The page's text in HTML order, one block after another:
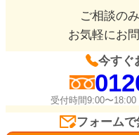
ご相談の
お気軽にお
今すぐ
受付時間9:00〜
フォーム